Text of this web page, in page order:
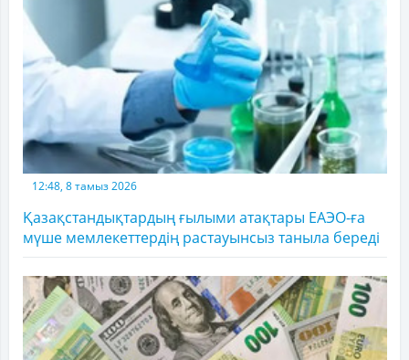
12:48, 8 тамыз 2026
Қазақстандықтардың ғылыми атақтары ЕАЭО-ға
мүше мемлекеттердің растауынсыз таныла береді